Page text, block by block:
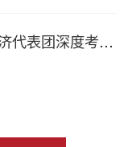
加拿大低空经济代表团深度考察中电金骏